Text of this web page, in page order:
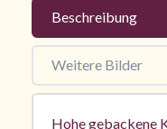
Beschreibung
Weitere Bilder
Hohe gebackene